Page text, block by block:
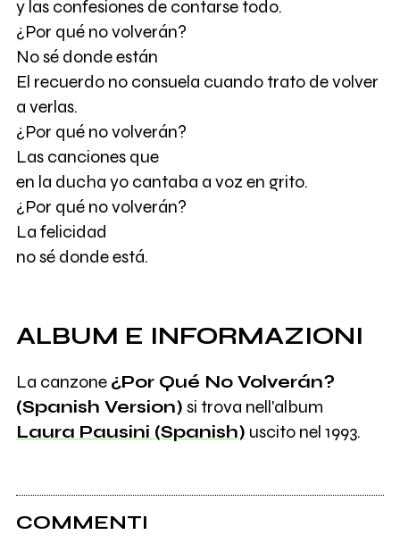
y las confesiones de contarse todo.
¿Por qué no volverán?
No sé donde están
El recuerdo no consuela cuando trato de volver
a verlas.
¿Por qué no volverán?
Las canciones que
en la ducha yo cantaba a voz en grito.
¿Por qué no volverán?
La felicidad
no sé donde está.
ALBUM E INFORMAZIONI
La canzone ¿Por Qué No Volverán?
(Spanish Version) si trova nell'album
Laura Pausini (Spanish) uscito nel 1993.
COMMENTI